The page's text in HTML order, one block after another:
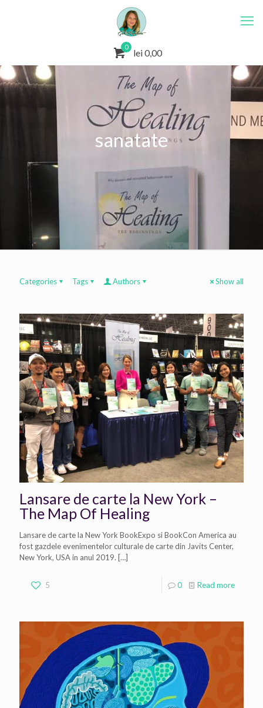
0
lei 0,00
sanatate
Categories Tags Authors Show all
Lansare de carte la New York –
The Map Of Healing
Lansare de carte la New York BookExpo si BookCon America au
fost gazdele evenimentelor culturale de carte din Javits Center,
New York, USA in anul 2019. […]
5 0 Read more